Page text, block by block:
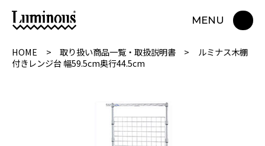
MENU
HOME 取り扱い商品一覧・取扱説明書
ルミナス木棚
付きレンジ台 幅59.5cm奥行44.5cm